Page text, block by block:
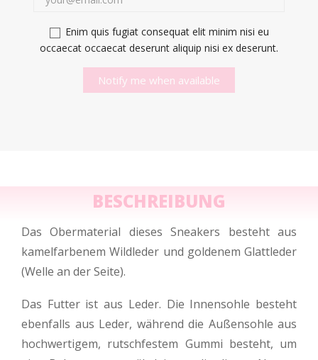
Enim quis fugiat consequat elit minim nisi eu
occaecat occaecat deserunt aliquip nisi ex deserunt.
Notify me when available
BESCHREIBUNG
Das Obermaterial dieses Sneakers besteht aus
kamelfarbenem Wildleder und goldenem Glattleder
(Welle an der Seite).
Das Futter ist aus Leder. Die Innensohle besteht
ebenfalls aus Leder, während die Außensohle aus
hochwertigem, rutschfestem Gummi besteht, um